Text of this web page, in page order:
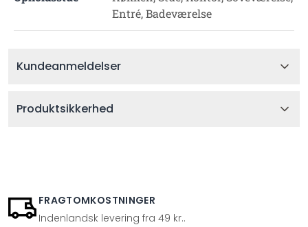
Entré, Badeværelse
Kundeanmeldelser
Produktsikkerhed
FRAGTOMKOSTNINGER
Indenlandsk levering fra 49 kr..